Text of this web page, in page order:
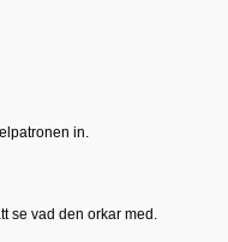
in.
se vad den orkar med.